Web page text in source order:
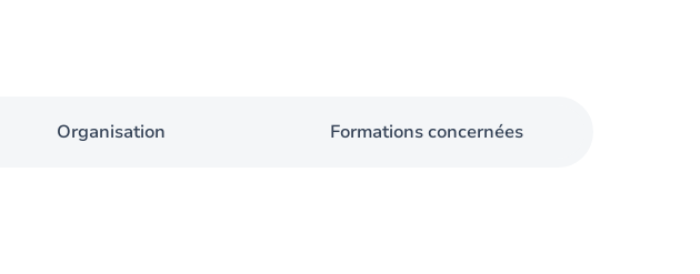
Organisation Formations concernées